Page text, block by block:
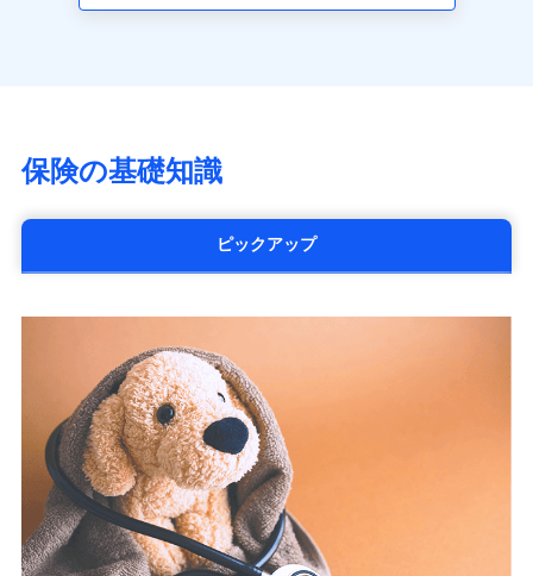
SOMPOひまわり生命保険株式会社
太陽生命保険株式会社（https://www.taiyo-
チューリッヒ生命保険株式会社
（https://www.zurichlife.co.jp/）
東京海上日動あんしん生命保険株式会社
（https://www.nanairolife.co.jp/）
日本生命保険相互会社
（https://www.nissay.co.jp）
はなさく生命保険株式会社
（https://www.life8739.co.jp/）
マニュライフ生命保険株式会社
（https://www.manulife.co.jp/）
三井住友海上あいおい生命保険株式会社
（https://www.msa-life.co.jp/）
保険の基礎知識
ピックアップ